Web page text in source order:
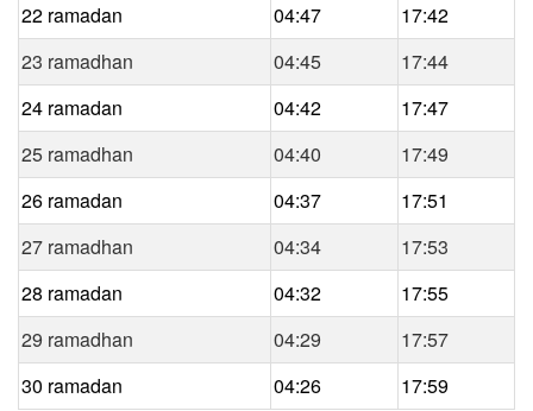
22 ramadan
04:47
17:42
23 ramadhan
04:45
17:44
24 ramadan
04:42
17:47
25 ramadhan
04:40
17:49
26 ramadan
04:37
17:51
27 ramadhan
04:34
17:53
28 ramadan
04:32
17:55
29 ramadhan
04:29
17:57
30 ramadan
04:26 17:59